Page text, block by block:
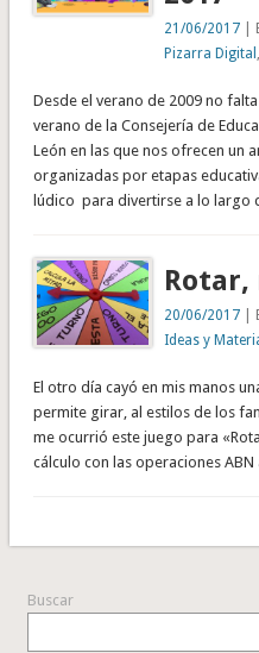
21/06/2017 |
Pizarra Digital
Desde el verano de 2009 no
verano de la Consejería de
León en las que nos ofrecen un
organizadas por etapas
lúdico para divertirse a lo largo
20/06/2017 |
Ideas y
El otro día cayó en mis manos
permite girar, al estilos de los
me ocurrió este juego para
cálculo con las operaciones
Buscar